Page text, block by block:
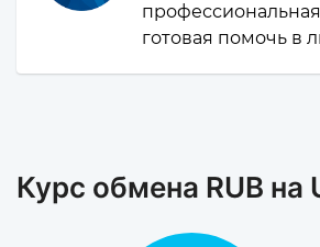
готовая помочь в
Курс обмена RUB на